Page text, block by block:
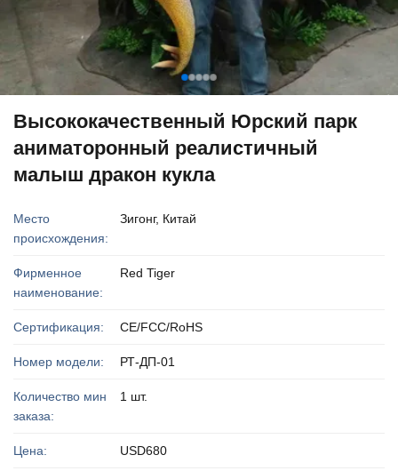
Высококачественный Юрский парк
аниматоронный реалистичный
малыш дракон кукла
Место
происхождения:
Зигонг, Китай
Фирменное
наименование:
Red Tiger
Сертификация: CE/FCC/RoHS
Номер модели: РТ-ДП-01
Количество мин
заказа:
1 шт.
Цена: USD680